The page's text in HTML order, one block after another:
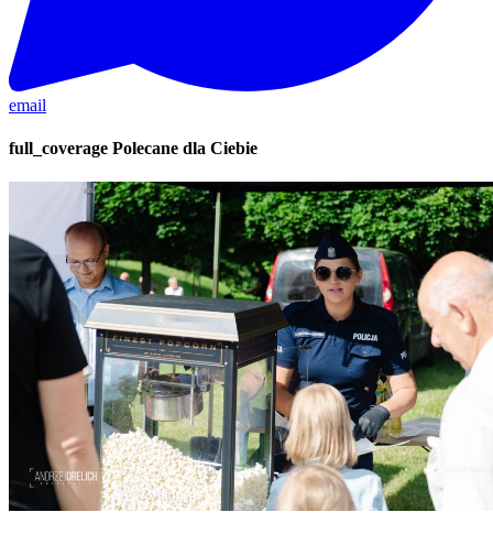
email
full_coverage Polecane dla Ciebie